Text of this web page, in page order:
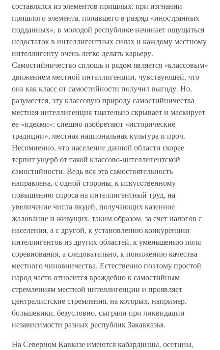
составлялся из элементов пришлых: при изгнании
пришлого элемента, попавшего в разряд «иностранных
подданных», в молодой республике начинает ощущаться
недостаток в интеллигентных силах и каждому местному
интеллигенту очень легко делать карьеру.
Самостийничество сплошь и рядом является «классовым»
движением местной интеллигенции, чувствующей, что
она как класс от самостийности получил выгоду. Но,
разумеется, эту классовую природу самостийничества
местная интеллигенция тщательно скрывает и маскирует
ее «идеями»: спешно изобретают «исторические
традиции», местная национальная культура и проч.
Несомненно, что население данной области скорее
терпит ущерб от такой классово-интеллигентской
самостийности. Ведь вся эта самостоятельность
направлена, с одной стороны, к искусственному
повышению спроса на интеллигентный труд, на
увеличение числа людей, получающих казенное
жалование и живущих, таким образом, за счет налогов с
населения, а с другой, к установлению конкуренции
интеллигентов из других областей, к уменьшению поля
соревнования, а следовательно, к понижению качества
местного чиновничества. Естественно поэтому простой
народ часто относится враждебно к самостийным
стремлениям местной интеллигенции и проявляет
централистские стремления, на которых, например,
большевики, безусловно, сыграли при ликвидации
независимости разных республик Закавказья.
На Северном Кавказе имеются кабардинцы, осетины,